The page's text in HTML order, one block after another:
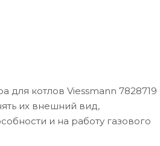
для котлов Viessmann 7828719
их внешний вид,
и на работу газового